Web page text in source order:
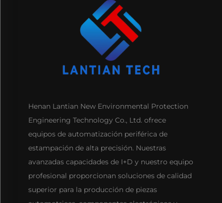
Henan Lantian New Environmental Protection
Engineering Technology Co., Ltd. ofrece
equipos de automatización periférica de
estampación de alta precisión. Nuestras
avanzadas capacidades de I+D y nuestro equipo
profesional proporcionan soluciones de calidad
superior para la producción de piezas